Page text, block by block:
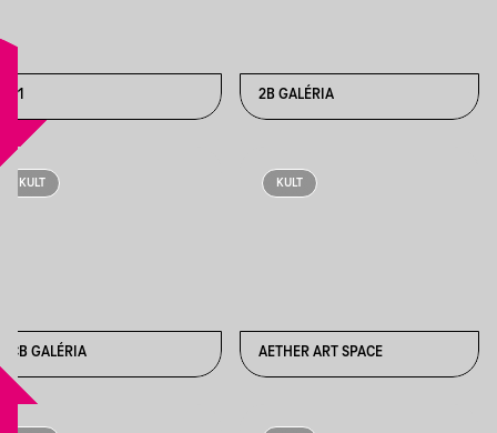
1111 2B GALÉRIA
KULT
ACB GALÉRIA
KULT
AETHER ART SPACE